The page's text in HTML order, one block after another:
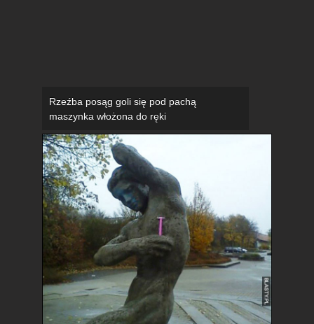
Rzeźba posąg goli się pod pachą
maszynka włożona do ręki